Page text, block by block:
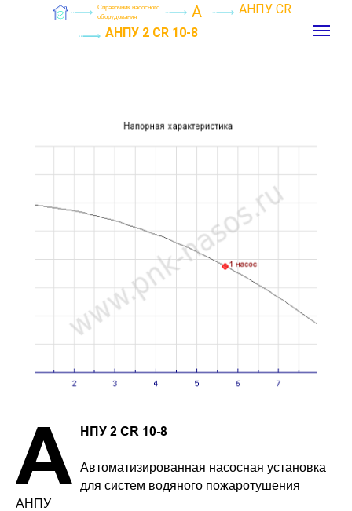
Справочник насосного
оборудования
А
АНПУ CR
АНПУ 2 CR 10-8
А НПУ 2 CR 10-8
Автоматизированная насосная установка
для систем водяного пожаротушения
АНПУ